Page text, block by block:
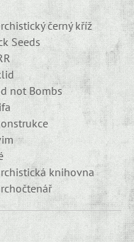
černý kříž
Seeds
not Bombs
knihovna